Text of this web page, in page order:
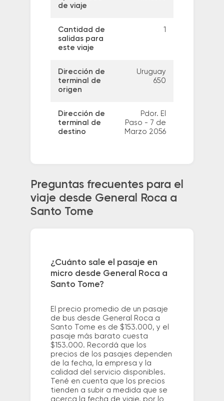
de viaje
Cantidad de
salidas para
este viaje
1
Dirección de
terminal de
origen
Uruguay
650
Dirección de
terminal de
destino
Pdor. El
Paso - 7 de
Marzo 2056
Preguntas frecuentes para el
viaje desde General Roca a
Santo Tome
¿Cuánto sale el pasaje en
micro desde General Roca a
Santo Tome?
El precio promedio de un pasaje
de bus desde General Roca a
Santo Tome es de $153.000, y el
pasaje más barato cuesta
$153.000. Recordá que los
precios de los pasajes dependen
de la fecha, la empresa y la
calidad del servicio disponibles.
Tené en cuenta que los precios
tienden a subir a medida que se
acerca la fecha de viaje, por lo